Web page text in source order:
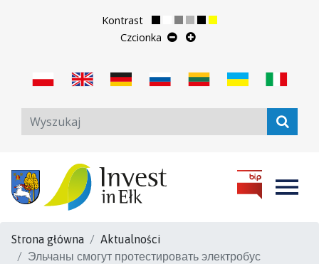
Kontrast
Czcionka
Strona główna
Aktualności
Эльчаны смогут протестировать электробус